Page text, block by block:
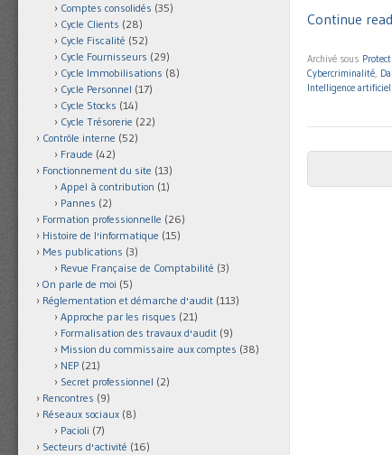
Continue
Archivé sous
Cybercriminalité,
Intelligence
Comptes consolidés (35)
Cycle Clients (28)
Cycle Fiscalité (52)
Cycle Fournisseurs (29)
Cycle Immobilisations (8)
Cycle Personnel (17)
Cycle Stocks (14)
Cycle Trésorerie (22)
Contrôle interne (52)
Fraude (42)
Fonctionnement du site (13)
Appel à contribution (1)
Pannes (2)
Formation professionnelle (26)
Histoire de l'informatique (15)
Mes publications (3)
Revue Française de Comptabilité (3)
On parle de moi (5)
Réglementation et démarche d'audit (113)
Approche par les risques (21)
Formalisation des travaux d'audit (9)
Mission du commissaire aux comptes (38)
NEP (21)
Secret professionnel (2)
Rencontres (9)
Réseaux sociaux (8)
Pacioli (7)
Secteurs d'activité (16)